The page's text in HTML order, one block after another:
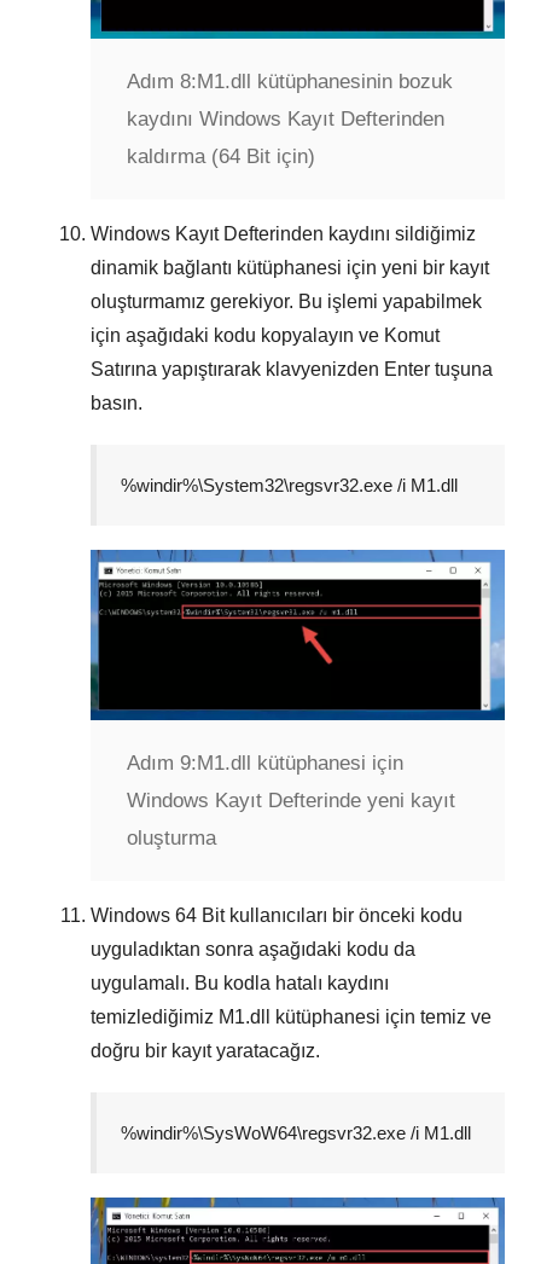
Adım 8:M1.dll kütüphanesinin bozuk
kaydını Windows Kayıt Defterinden
kaldırma (64 Bit için)
Windows Kayıt Defterinden kaydını sildiğimiz
dinamik bağlantı kütüphanesi için yeni bir kayıt
oluşturmamız gerekiyor. Bu işlemi yapabilmek
için aşağıdaki kodu kopyalayın ve Komut
Satırına yapıştırarak klavyenizden Enter tuşuna
basın.
%windir%\System32\regsvr32.exe /i M1.dll
Adım 9:M1.dll kütüphanesi için
Windows Kayıt Defterinde yeni kayıt
oluşturma
Windows 64 Bitkullanıcıları bir önceki kodu
uyguladıktan sonra aşağıdaki kodu da
uygulamalı. Bu kodla hatalı kaydını
temizlediğimiz M1.dll
kütüphanesi için temiz ve
doğru bir kayıt yaratacağız.
%windir%\SysWoW64\regsvr32.exe /i M1.dll